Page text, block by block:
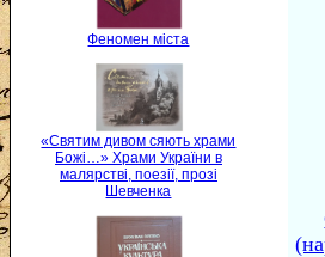
Феномен міста
«Святим дивом сяють храми
Божі…» Храми України в
малярстві, поезії, прозі
Шевченка